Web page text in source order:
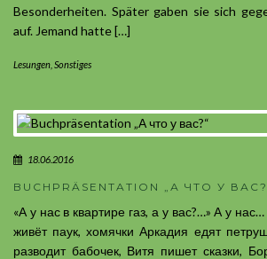
Besonderheiten. Später gaben sie sich
auf. Jemand hatte […]
Lesungen Sonstiges
18.06.2016
BUCHPRÄSENTATION „А ЧТО У
«А у нас в квартире газ, а у вас?…» А у
живёт паук, хомячки Аркадия едят
разводит бабочек, Витя пишет сказки,